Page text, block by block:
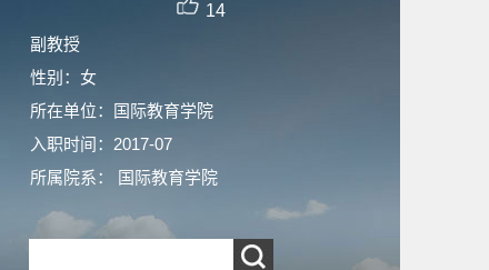
14
副教授
性别：女
所在单位：国际教育学院
入职时间：2017-07
所属院系： 国际教育学院